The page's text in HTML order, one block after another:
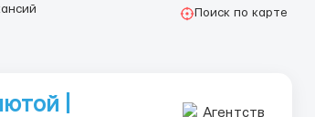
Поиск по карте
|